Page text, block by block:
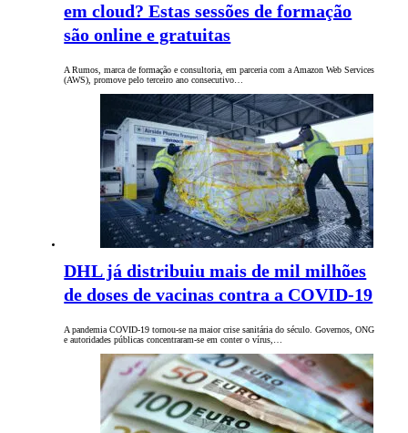
em cloud? Estas sessões de formação
são online e gratuitas
A Rumos, marca de formação e consultoria, em parceria com a Amazon Web Services
(AWS), promove pelo terceiro ano consecutivo…
DHL já distribuiu mais de mil milhões
de doses de vacinas contra a COVID-19
A pandemia COVID-19 tornou-se na maior crise sanitária do século. Governos, ONG
e autoridades públicas concentraram-se em conter o vírus,…